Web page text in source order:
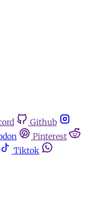
Github
Pinterest
Tiktok